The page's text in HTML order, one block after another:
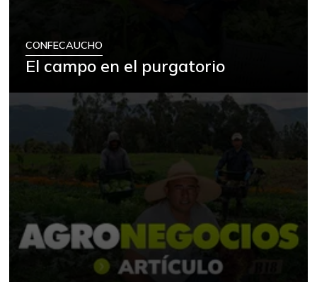
CONFECAUCHO
El campo en el purgatorio